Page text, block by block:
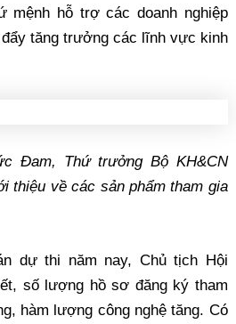
mệnh hỗ trợ các doanh nghiệp
tăng trưởng các lĩnh vực kinh
Đam, Thứ trưởng Bộ KH&CN
thiệu về các sản phẩm tham gia
dự thi năm nay, Chủ tịch Hội
số lượng hồ sơ đăng ký tham
hàm lượng công nghệ tăng. Có